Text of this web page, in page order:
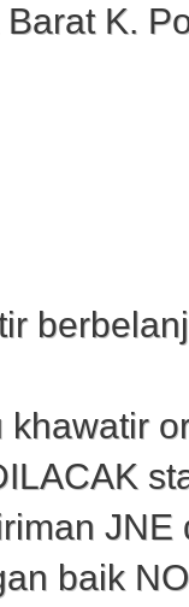
K.
khawatir
JNE
baik